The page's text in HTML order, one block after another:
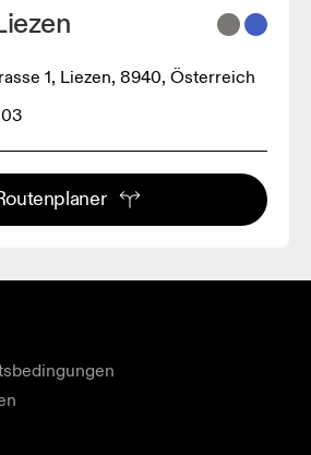
1, Liezen, 8940, Österreich